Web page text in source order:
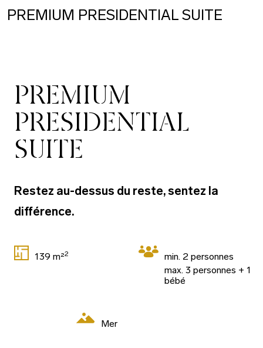
PREMIUM PRESIDENTIAL SUITE
PREMIUM
PRESIDENTIAL
SUITE
Restez au-dessus du reste, sentez la
différence.
139 m²2
min. 2 personnes
max. 3 personnes + 1
bébé
Mer